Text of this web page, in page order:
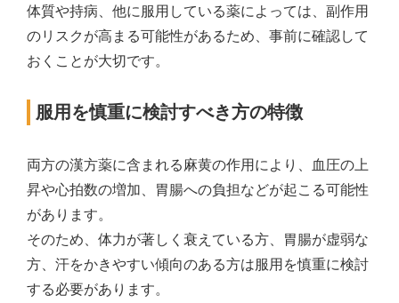
体質や持病、他に服用している薬によっては、副作用
のリスクが高まる可能性があるため、事前に確認して
おくことが大切です。
服用を慎重に検討すべき方の特徴
両方の漢方薬に含まれる麻黄の作用により、血圧の上
昇や心拍数の増加、胃腸への負担などが起こる可能性
があります。
そのため、体力が著しく衰えている方、胃腸が虚弱な
方、汗をかきやすい傾向のある方は服用を慎重に検討
する必要があります。